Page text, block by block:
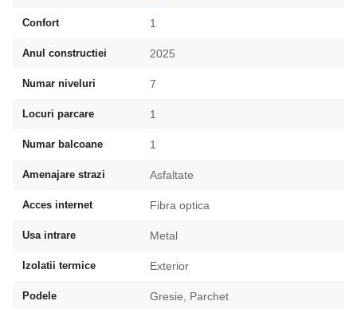
Confort 1
Anul constructiei 2025
Numar niveluri 7
Locuri parcare 1
Numar balcoane 1
Amenajare strazi Asfaltate
Acces internet Fibra optica
Usa intrare Metal
Izolatii termice Exterior
Podele Gresie, Parchet